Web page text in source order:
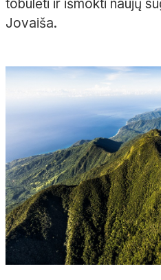
tobulėti ir išmokti naujų
Jovaiša.